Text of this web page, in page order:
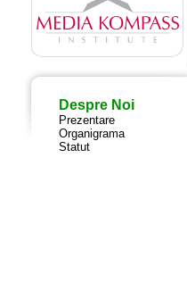
Despre Noi
Prezentare
Organigrama
Statut